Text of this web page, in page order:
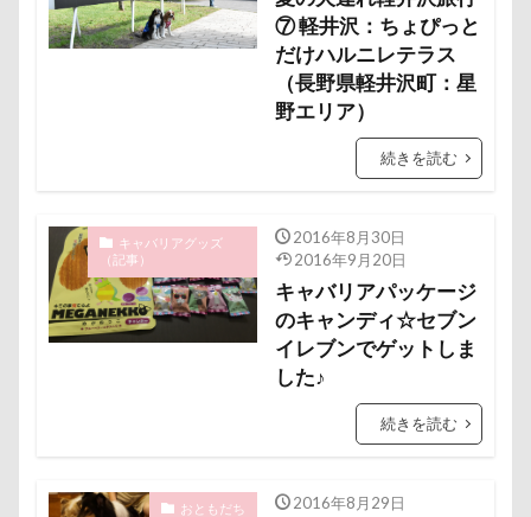
⑦ 軽井沢：ちょぴっと
だけハルニレテラス
（長野県軽井沢町：星
野エリア）
続きを読む
キャバリアグッズ
（記事）
2016年8月30日
2016年9月20日
キャバリアパッケージ
のキャンディ☆セブン
イレブンでゲットしま
した♪
続きを読む
おともだち
2016年8月29日
ラランくん
ララちゃん
ラディちゃん
ラッキーちゃん
ライラちゃん
ライムちゃん
ライムくん
ヨギボー
ユニオンジャック
ユウくん
モンブラン
店舗限定色
フォトコンテスト
芝桜
苺ちゃん
英国淑女
若狭海浜公園
若狭公園
花菖蒲 花の里
花
茂来山
舌出し
腕枕
脱出
能登 茂原市